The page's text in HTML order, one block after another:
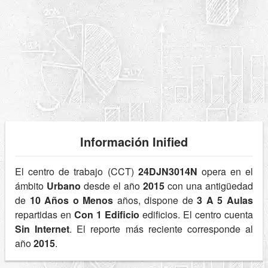
Información Inified
El centro de trabajo (CCT) 24DJN3014N opera en el
ámbito Urbano desde el año 2015 con una antigüedad
de 10 Años o Menos años, dispone de3 A 5 Aulas
repartidas en Con 1 Edificio edificios. El centro cuenta
Sin Internet. El reporte más reciente corresponde al
año2015.